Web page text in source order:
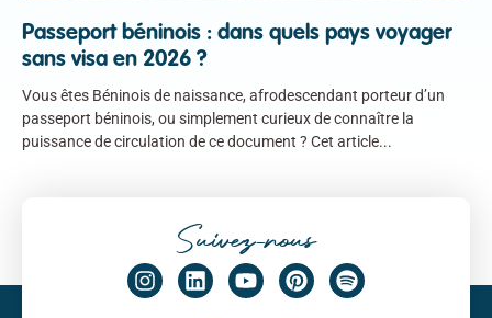
Passeport béninois : dans quels pays voyager
sans visa en 2026 ?
Vous êtes Béninois de naissance, afrodescendant porteur d’un
passeport béninois, ou simplement curieux de connaître la
puissance de circulation de ce document ? Cet article
Suivez-nous